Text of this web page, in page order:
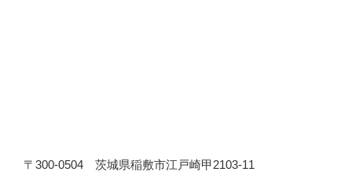
〒300-0504 茨城県稲敷市江戸崎甲2103-11